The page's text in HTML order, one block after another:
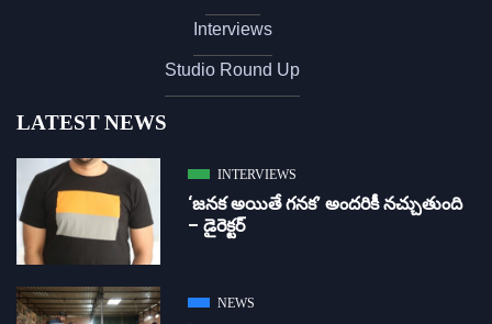
Interviews
Studio Round Up
LATEST NEWS
INTERVIEWS
‘జ‌న‌క అయితే గ‌న‌క‌’ అందరికీ నచ్చుతుంది
– డైరెక్ట‌ర్
NEWS